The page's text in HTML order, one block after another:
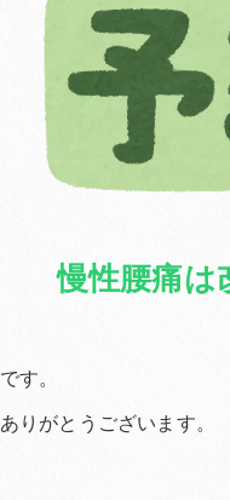
慢性腰痛は
す。
りがとうございます。